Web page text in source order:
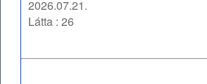
2026.07.21.
Látta : 26